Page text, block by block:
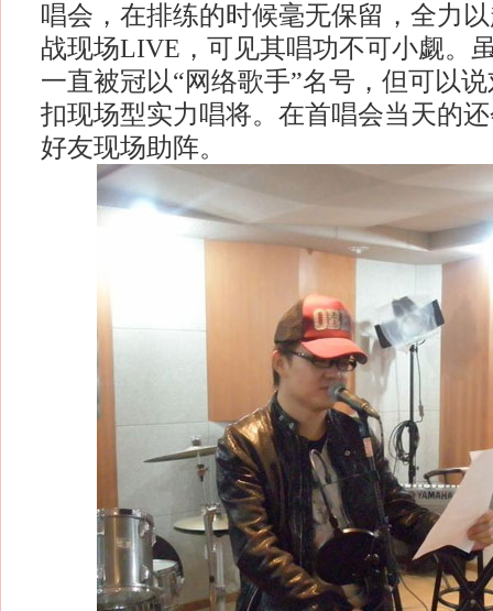
唱会，在排练的时候毫无保留，全力
战现场LIVE，可见其唱功不可小觑。
一直被冠以“网络歌手”名号，但可以
扣现场型实力唱将。在首唱会当天的
好友现场助阵。